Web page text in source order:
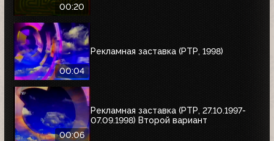
00:20
00:04
Рекламная заставка (РТР, 1998)
00:06
Рекламная заставка (РТР, 27.10.1997-
07.09.1998) Второй вариант